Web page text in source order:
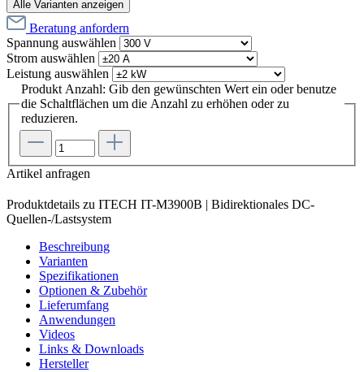
Alle Varianten anzeigen
Beratung anfordern
Spannung auswählen
Strom auswählen
Leistung auswählen
Produkt Anzahl: Gib den gewünschten Wert ein oder benutze
die Schaltflächen um die Anzahl zu erhöhen oder zu
reduzieren.
Artikel anfragen
Produktdetails zu ITECH IT-M3900B | Bidirektionales DC-
Quellen-/Lastsystem
Beschreibung
Varianten
Spezifikationen
Optionen & Zubehör
Lieferumfang
Anwendungen
Videos
Links & Downloads
Hersteller